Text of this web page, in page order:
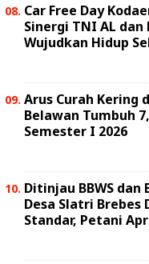
Car Free Day
Sinergi TNI AL
Wujudkan Hidup
Arus Curah Kering
Belawan Tumbuh
Semester I 2026
Ditinjau BBWS dan
Desa Slatri Brebes
Standar, Petani